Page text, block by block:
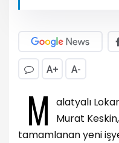
A+ A-
M
alatyalı
Murat
tamamlanan yeni